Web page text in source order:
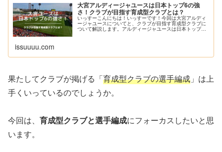
大宮アルディージャユースは日本トップ6の強
さ！クラブが目指す育成型クラブとは？
いっすーこんにちは！いっすーです！今回は大宮アルディ
ージャユースについてと、クラブが目指す育成型クラブに
ついて解説します。アルディージャユースは日本トップ6
issuuuu.com
果たしてクラブが掲げる「育成型クラブの選手編成 」は上
手くいっているのでしょうか。
今回は、 育成型クラブと選手編成にフォーカスしたいと思
います。